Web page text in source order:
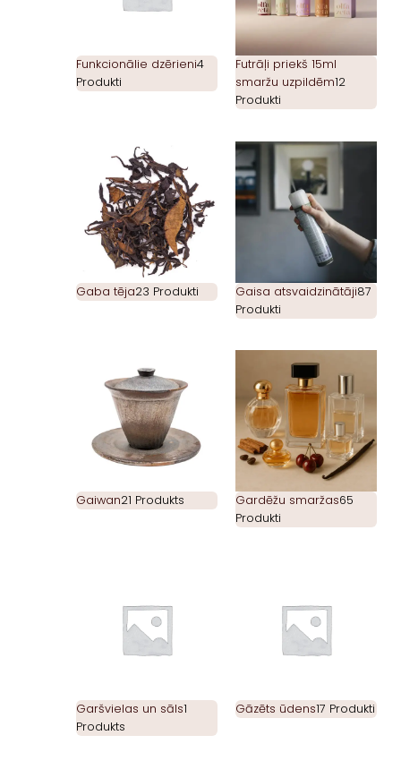
Funkcionālie dzērieni4
Produkti
Futrāļi priekš 15ml
smaržu uzpildēm12
Produkti
Gaba tēja23 Produkti Gaisa atsvaidzinātāji87
Produkti
Gaiwan21 Produkts Gardēžu smaržas65
Produkti
Garšvielas un sāls1
Produkts
Gāzēts ūdens17 Produkti